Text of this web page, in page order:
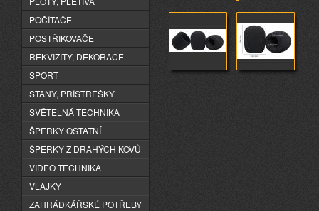
POČÍTAČE
POSTŘIKOVAČE
REKVIZITY, DEKORACE
SPORT
STANY, PŘÍSTŘEŠKY
SVĚTELNÁ TECHNIKA
ŠPERKY OSTATNÍ
ŠPERKY Z DRAHÝCH KOVŮ
VIDEO TECHNIKA
VLAJKY
ZAHRÁDKÁŘSKÉ POTŘEBY